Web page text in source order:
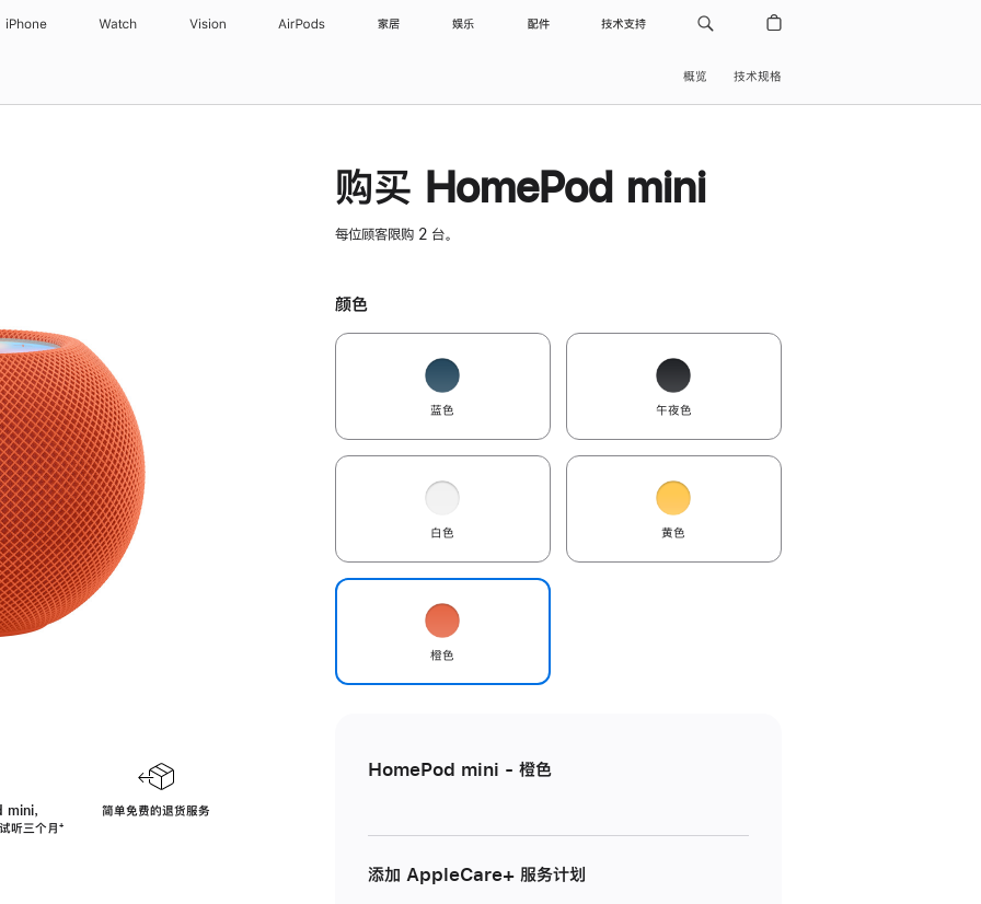
iPhone Watch Vision AirPods 家居 娱乐 配件 技术支持
概览 技术规格
，
听三个月脚
⁺
简单免费的退货服务
购买 HomePod mini
每位顾客限购 2 台。
颜色
蓝色 午夜色
白色 黄色
橙色
HomePod mini - 橙色
添加 AppleCare+ 服务计划